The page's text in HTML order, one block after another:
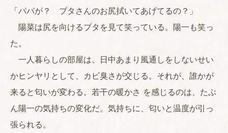
「パパが？ ブタさんのお尻拭いてあげてるの？」
陽菜は尻を向けるブタを見て笑っている。陽一も笑っ
た。
一人暮らしの部屋は、日中あまり風通しをしないせい
かヒンヤリとして、カビ臭さが交じる。それが、誰かが
来ると匂いが変わる。若干の暖かさ を感じるのは、たぶ
ん陽一の気持ちの変化だ。気持ちに、匂いと温度が引っ
張られる。